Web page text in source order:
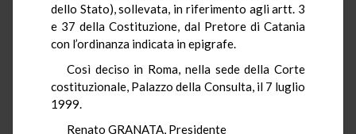
dello Stato), sollevata, in riferimento agli artt. 3
e 37 della Costituzione, dal Pretore di Catania
con l’ordinanza indicata in epigrafe.
Così deciso in Roma, nella sede della Corte
costituzionale, Palazzo della Consulta, il 7 luglio
1999.
Renato GRANATA, Presidente